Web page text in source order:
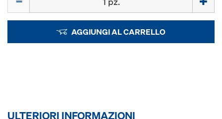
AGGIUNGI AL CARRELLO
ULTERIORI INFORMAZIONI